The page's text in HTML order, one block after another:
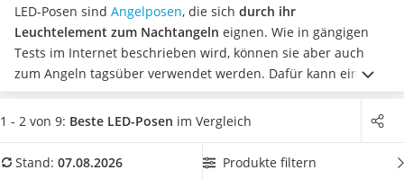
E-Bike-Dreirad
Trekkingschuhe Herren
Reisetasche mit Rollen
Klimmzugstation
Koffer
Nachtsichtgerät
Handgepäck-Koffer
LED-Posen sind Angelposen, die sich durch ihr
Leuchtelement zum Nachtangeln eignen. Wie in gängigen
Tests im Internet beschrieben wird, können sie aber auch
zum Angeln tagsüber verwendet werden. Dafür kann einfach
die Batterie aus dem Leuchtelement genommen werden.
Wählen Sie jetzt eineLED-Pose mit Bisssensor
aus unserer
dass ein Fisch bei Ihnen angebissen hat. Meistwechseln die
1 - 2 von 9: Beste LED-Posen im Vergleich
Stand: 07.08.2026 Produkte filtern